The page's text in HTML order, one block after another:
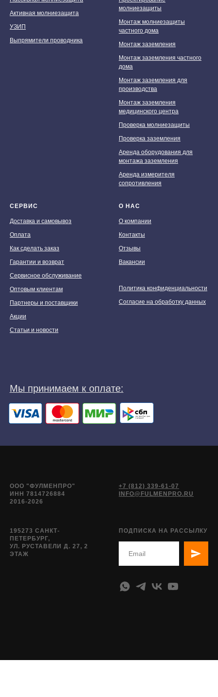
Активная молниезащита
УЗИП
Выпрямители проводника
молниезащиты
Монтаж молниезащиты
частного дома
Монтаж заземления
Монтаж заземления частного
дома
Монтаж заземления для
производства
Монтаж заземления
медицинского центра
Проверка молниезащиты
Проверка заземления
Аренда оборудования для
монтажа заземления
Аренда измерителя
сопротивления
СЕРВИС
Доставка и самовывоз
Оплата
Как сделать заказ
Гарантии и возврат
Сервисное обслуживание
Оптовым клиентам
Партнеры и поставщики
Акции
Статьи и новости
О НАС
О компании
Контакты
Отзывы
Вакансии
Политика конфиденциальности
Согласие на обработку данных
ООО "ФУЛМЕНПРО"
ИНН 7814726884
2016-2026
+7 (812) 339-61-07
INFO@FULMENPRO.RU
195273 САНКТ-
ПЕТЕРБУРГ,
УЛ. РУСТАВЕЛИ Д. 27, 2
ЭТАЖ
ПОДПИСКА НА РАССЫЛКУ